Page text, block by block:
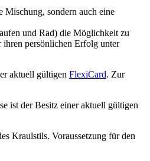
sondern auch eine
und Rad) die Möglichkeit zu
persönlichen Erfolg unter
aktuell gültigen FlexiCard. Zur
ist der Besitz einer aktuell gültigen
Kraulstils. Voraussetzung für den